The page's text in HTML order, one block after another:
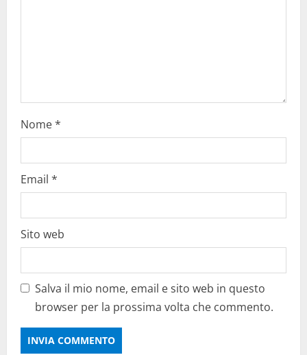
Nome*
Email *
Sito web
Salva il mio nome, email e sito web in questo
browser per la prossima volta che commento.